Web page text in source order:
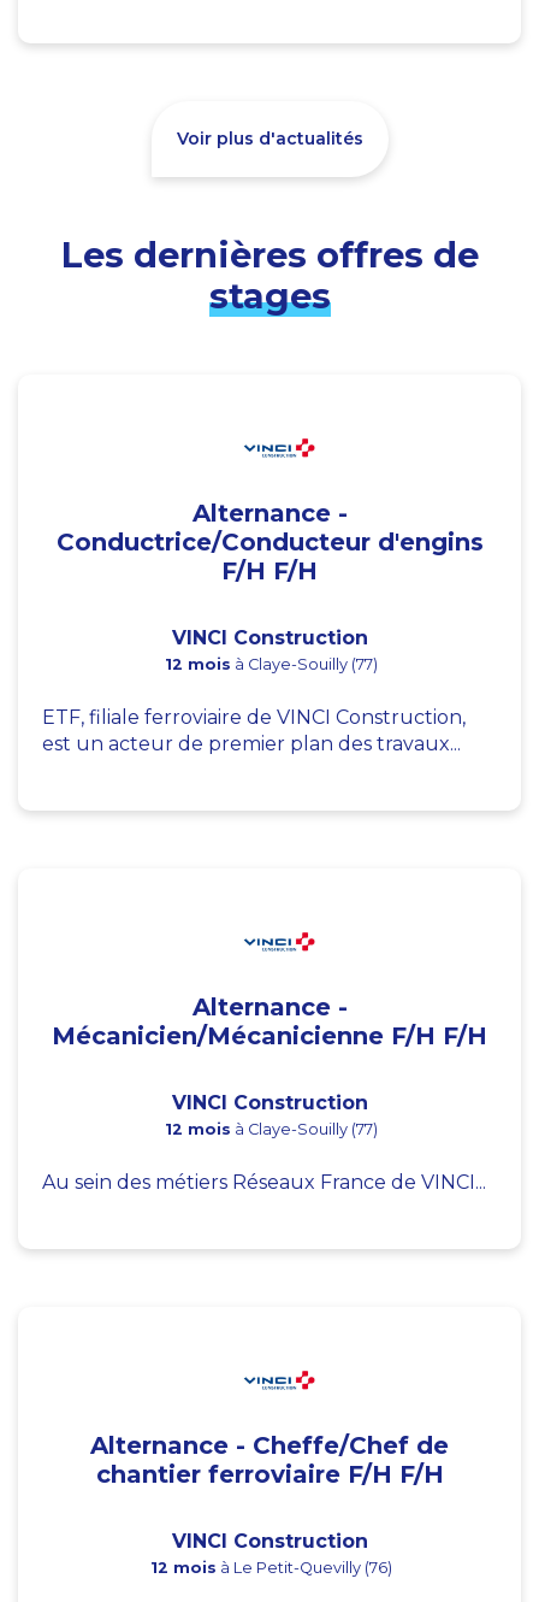
Voir plus d'actualités
Les dernières offres de
stages
Alternance -
Conductrice/Conducteur d'engins
F/H F/H
VINCI Construction
12 mois à Claye-Souilly (77)
ETF, filiale ferroviaire de VINCI Construction,
est un acteur de premier plan des travaux...
Alternance -
Mécanicien/Mécanicienne F/H F/H
VINCI Construction
12 mois à Claye-Souilly (77)
Au sein des métiers Réseaux France de VINCI...
Alternance - Cheffe/Chef de
chantier ferroviaire F/H F/H
VINCI Construction
12 mois à Le Petit-Quevilly (76)